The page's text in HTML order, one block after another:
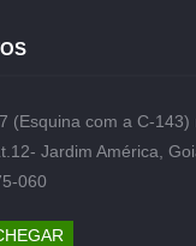
(Esquina com a C-143)
Jardim América,
060